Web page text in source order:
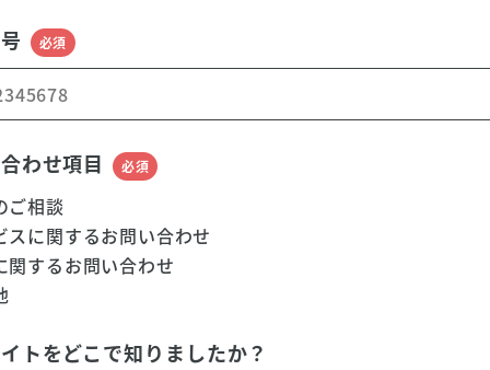
必須
わせ項目 必須
ご相談
スに関するお問い合わせ
関するお問い合わせ
トをどこで知りましたか？